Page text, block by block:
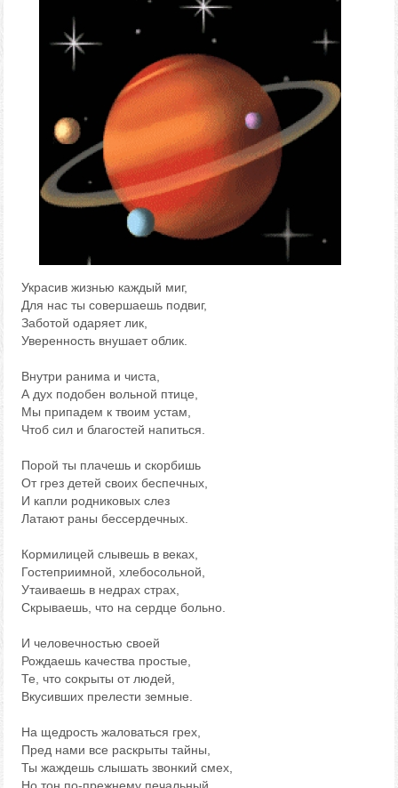
Украсив жизнью каждый миг,
Для нас ты совершаешь подвиг,
Заботой одаряет лик,
Уверенность внушает облик.
Внутри ранима и чиста,
А дух подобен вольной птице,
Мы припадем к твоим устам,
Чтоб сил и благостей напиться.
Порой ты плачешь и скорбишь
От грез детей своих беспечных,
И капли родниковых слез
Латают раны бессердечных.
Кормилицей слывешь в веках,
Гостеприимной, хлебосольной,
Утаиваешь в недрах страх,
Скрываешь, что на сердце больно.
И человечностью своей
Рождаешь качества простые,
Те, что сокрыты от людей,
Вкусивших прелести земные.
На щедрость жаловаться грех,
Пред нами все раскрыты тайны,
Ты жаждешь слышать звонкий смех,